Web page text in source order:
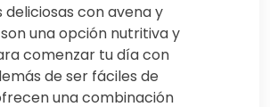
deliciosas con avena y
una opción nutritiva y
comenzar tu día con
de ser fáciles de
una combinación